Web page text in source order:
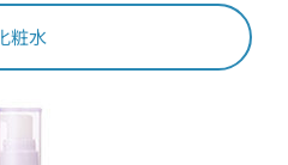
粧水